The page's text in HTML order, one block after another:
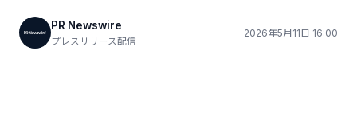
PR Newswire
プレスリリース配信
2026年5月11日 16:00